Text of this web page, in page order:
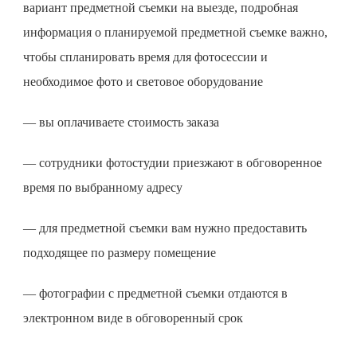
вариант предметной съемки на выезде, подробная
информация о планируемой предметной съемке важно,
чтобы спланировать время для фотосессии и
необходимое фото и световое оборудование
— вы оплачиваете стоимость заказа
— сотрудники фотостудии приезжают в обговоренное
время по выбранному адресу
— для предметной съемки вам нужно предоставить
подходящее по размеру помещение
— фотографии с предметной съемки отдаются в
электронном виде в обговоренный срок